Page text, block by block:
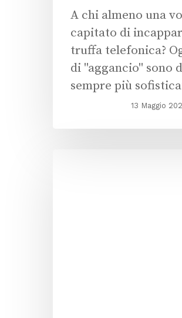
A chi almeno una
capitato di
truffa telefonica?
di "aggancio" sono
sempre più
13 Maggio